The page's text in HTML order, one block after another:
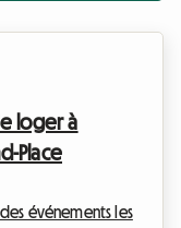
loger à
Place
événements les